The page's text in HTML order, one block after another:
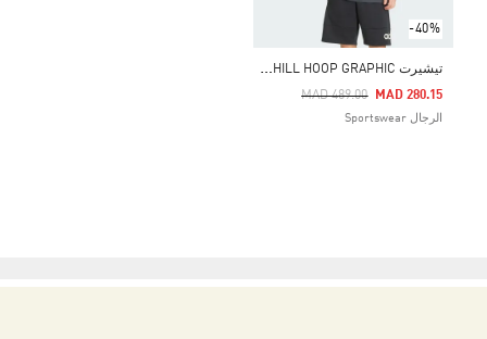
-40%
ت
يشيرت PANDA CHILL HOOP GRAPHIC
Price Reduced From
MAD 489.00
To MAD 280.15
الرجال Sportswear